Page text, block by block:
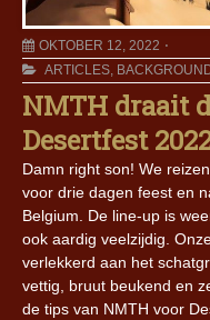
OKTOBER 12, 2022
ARTICLES,
NMTH draait
Desertfest
Damn right son! We
voor drie dagen feest en
Belgium. De line-up is
ook aardig veelzijdig.
verlekkerd aan het
vettig, bruut beukend en
de tips van NMTH voor